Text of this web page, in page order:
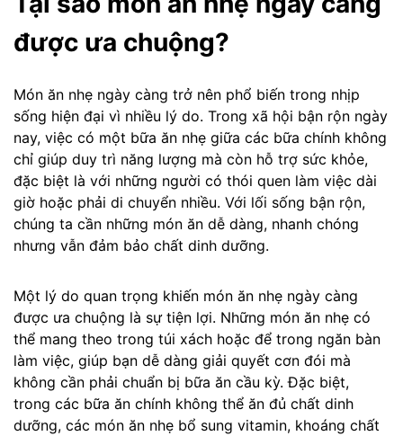
được ưa chuộng?
Món ăn nhẹ ngày càng trở nên phổ biến trong nhịp
sống hiện đại vì nhiều lý do. Trong xã hội bận rộn ngày
nay, việc có một bữa ăn nhẹ giữa các bữa chính không
chỉ giúp duy trì năng lượng mà còn hỗ trợ sức khỏe,
đặc biệt là với những người có thói quen làm việc dài
giờ hoặc phải di chuyển nhiều. Với lối sống bận rộn,
chúng ta cần những món ăn dễ dàng, nhanh chóng
nhưng vẫn đảm bảo chất dinh dưỡng.
Một lý do quan trọng khiến món ăn nhẹ ngày càng
được ưa chuộng là sự tiện lợi. Những món ăn nhẹ có
thể mang theo trong túi xách hoặc để trong ngăn bàn
làm việc, giúp bạn dễ dàng giải quyết cơn đói mà
không cần phải chuẩn bị bữa ăn cầu kỳ. Đặc biệt,
trong các bữa ăn chính không thể ăn đủ chất dinh
dưỡng, các món ăn nhẹ bổ sung vitamin, khoáng chất